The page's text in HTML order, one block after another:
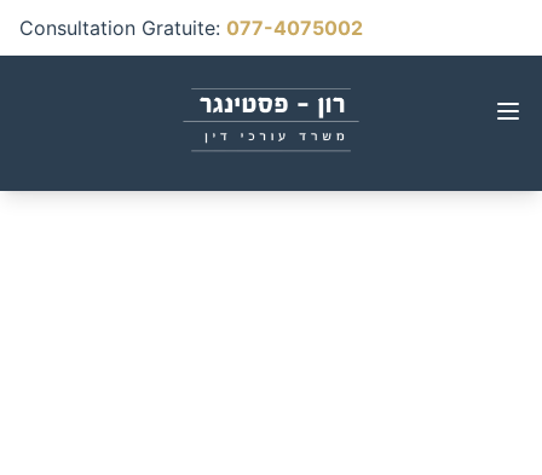
Consultation Gratuite: 077-4075002